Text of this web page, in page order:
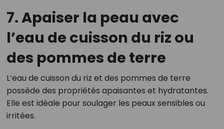
7. Apaiser la peau avec
l’eau de cuisson du riz ou
des pommes de terre
L’eau de cuisson du riz et des pommes de terre
possède des propriétés apaisantes et hydratantes.
Elle est idéale pour soulager les peaux sensibles ou
irritées.